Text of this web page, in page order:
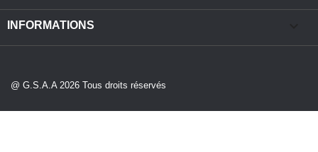
INFORMATIONS
@ G.S.A.A 2026 Tous droits réservés